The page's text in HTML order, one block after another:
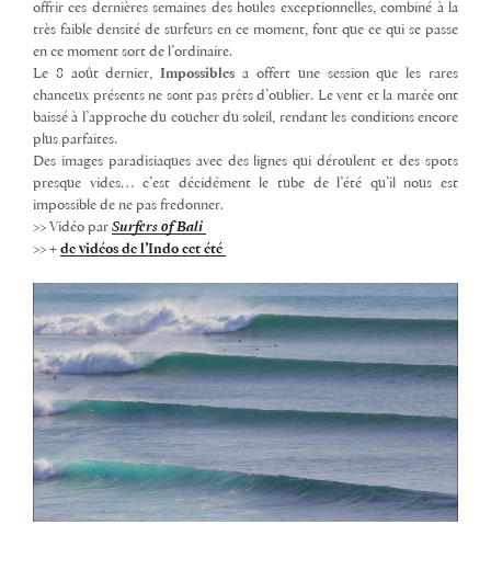
offrir ces dernières semaines des houles exceptionnelles, combiné à la
très faible densité de surfeurs en ce moment, font que ce qui se passe
en ce moment sort de l’ordinaire.
Le 8 août dernier,Impossibles a offert une session que les rares
chanceux présents ne sont pas prêts d’oublier. Le vent et la marée ont
baissé à l’approche du coucher du soleil, rendant les conditions encore
plus parfaites.
Des images paradisiaques avec des lignes qui déroulent et des spots
presque vides… c’est décidément le tube de l’été qu’il nous est
impossible de ne pas fredonner.
>> Vidéo par Surfers of Bali
>> + de vidéos de l’Indo cet été